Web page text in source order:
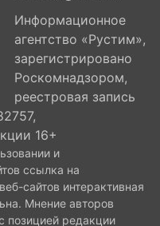
Информационное
агентство «Рустим»,
зарегистрировано
Роскомнадзором,
реестровая запись
16+
и
ссылка на
сайтов интерактивная
Мнение авторов
позицией редакции